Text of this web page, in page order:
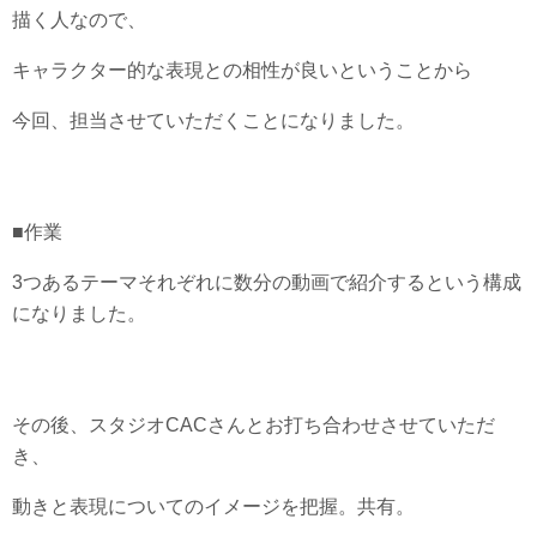
描く人なので、
キャラクター的な表現との相性が良いということから
今回、担当させていただくことになりました。
■作業
3つあるテーマそれぞれに数分の動画で紹介するという構成
になりました。
その後、スタジオCACさんとお打ち合わせさせていただ
き、
動きと表現についてのイメージを把握。共有。